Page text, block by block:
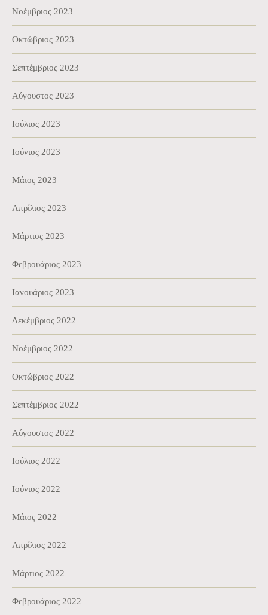
Νοέμβριος 2023
Οκτώβριος 2023
Σεπτέμβριος 2023
Αύγουστος 2023
Ιούλιος 2023
Ιούνιος 2023
Μάιος 2023
Απρίλιος 2023
Μάρτιος 2023
Φεβρουάριος 2023
Ιανουάριος 2023
Δεκέμβριος 2022
Νοέμβριος 2022
Οκτώβριος 2022
Σεπτέμβριος 2022
Αύγουστος 2022
Ιούλιος 2022
Ιούνιος 2022
Μάιος 2022
Απρίλιος 2022
Μάρτιος 2022
Φεβρουάριος 2022